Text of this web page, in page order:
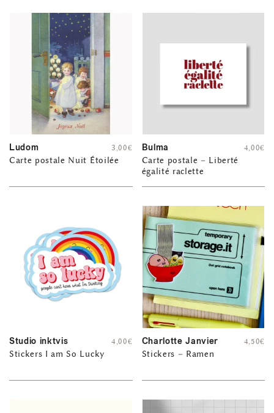
Ludom
Carte postale Nuit Étoilée
3,00€ Bulma
Carte postale – Liberté
égalité raclette
4,00€
Studio inktvis
Stickers I am So Lucky
4,00€ Charlotte Janvier
Stickers – Ramen
4,50€